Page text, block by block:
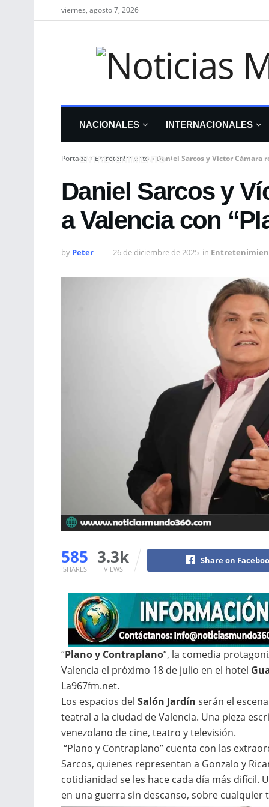
viernes, agosto 7, 2026
NACIONALES INTERNACIONALES
ENTRETENIMIENTO
Portada » Entretenimiento » Daniel Sarcos y Víctor Cámara
Daniel Sarcos y
a Valencia con
by Peter 26 de diciembre de 2025 in
585
SHARES
3.3k
VIEWS
Share on
“Plano y Contraplano”, la comedia
Valencia el próximo 18 de julio en el hotel
La967fm.net.
Los espacios del Salón Jardín serán el
teatral a la ciudad de Valencia. Una pieza
venezolano de cine, teatro y televisión.
“Plano y Contraplano” cuenta con las
Sarcos, quienes representan a Gonzalo y
cotidianidad se les hace cada día más difícil.
en una guerra sin descanso, sobre cualquier